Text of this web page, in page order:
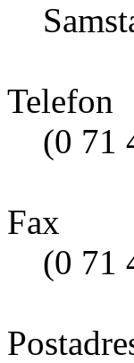
Telefon
(0 71
Fax
(0 71